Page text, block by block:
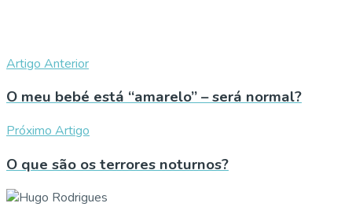
Artigo Anterior
O meu bebé está “amarelo” – será normal?
Próximo Artigo
O que são os terrores noturnos?